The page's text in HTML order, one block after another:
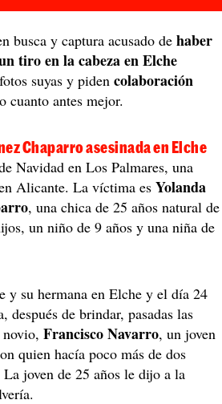
busca y captura acusado dehaber
tiro en la cabeza en Elche
suyas y pidencolaboración
cuanto antes mejor.
Chaparro asesinada en Elche
Navidad en Los Palmares, una
Alicante. La víctima esYolanda
, una chica de 25 años natural de
un niño de 9 años y una niña de
y su hermana en Elche y el día 24
después de brindar, pasadas las
novio,Francisco Navarro, un joven
quien hacía poco más de dos
La joven de 25 años le dijo a la